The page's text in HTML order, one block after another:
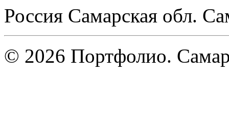
Россия Самарская обл.
© 2026 Портфолио.